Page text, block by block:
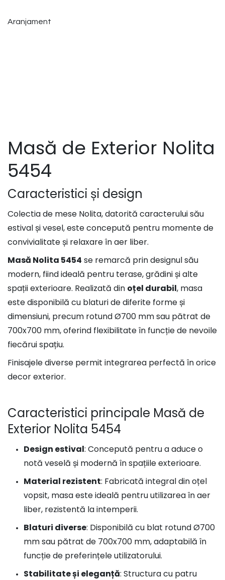
Aranjament
Masă de Exterior Nolita
5454
Caracteristici și design
Colectia de mese Nolita, datorită caracterului său
estival și vesel, este concepută pentru momente de
convivialitate și relaxare în aer liber.
Masă Nolita 5454 se remarcă prin designul său
modern, fiind ideală pentru terase, grădini și alte
spații exterioare. Realizată din oțel durabil, masa
este disponibilă cu blaturi de diferite forme și
dimensiuni, precum rotund Ø700 mm sau pătrat de
700x700 mm, oferind flexibilitate în funcție de nevoile
fiecărui spațiu.
Finisajele diverse permit integrarea perfectă în orice
decor exterior.
Caracteristici principale Masă de
Exterior Nolita 5454
Design estival: Concepută pentru a aduce o
notă veselă și modernă în spațiile exterioare.
Material rezistent: Fabricată integral din oțel
vopsit, masa este ideală pentru utilizarea în aer
liber, rezistentă la intemperii.
Blaturi diverse: Disponibilă cu blat rotund Ø700
mm sau pătrat de 700x700 mm, adaptabilă în
funcție de preferințele utilizatorului.
Stabilitate și eleganță: Structura cu patru